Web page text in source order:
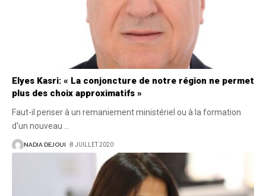
Elyes Kasri: « La conjoncture de notre région ne permet
plus des choix approximatifs »
Faut-il penser à un remaniement ministériel ou à la formation
d'un nouveau
NADIA DEJOUI 8 JUILLET 2020